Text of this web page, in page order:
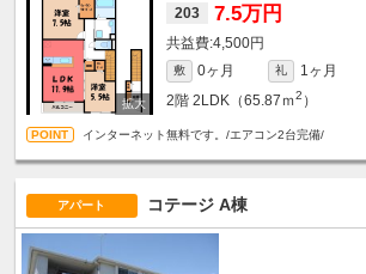
203 7.5万円
4,500円
敷 0ヶ月 礼
1ヶ月
2階 2LDK（65.87ｍ2 ）
インターネット無料です。/エアコン2台完備/
アパート コテージ A棟